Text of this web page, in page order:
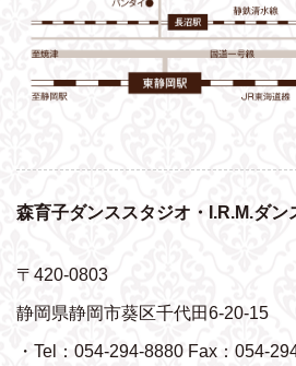
森育子ダンススタジオ・I.R.M.ダン
〒420-0803
静岡県静岡市葵区千代田6-20-15
・Tel：054-294-8880 Fax：054-